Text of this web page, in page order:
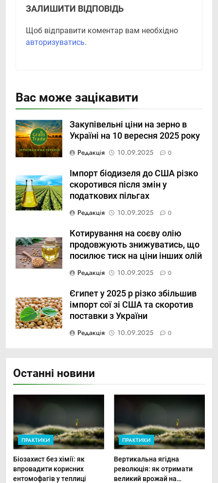
ЗАЛИШИТИ ВІДПОВІДЬ
Щоб відправити коментар вам необхідно
авторизуватись.
Вас може зацікавити
Закупівельні ціни на зерно в
Україні на 10 вересня 2025 року
Редакція
10.09.2025 0
Імпорт біодизеля до США різко
скоротився після змін у
податкових пільгах
Редакція
10.09.2025 0
Котирування на соєву олію
продовжують знижуватись, що
посилює тиск на ціни інших олій
Редакція
10.09.2025 0
Єгипет у 2025 р різко збільшив
імпорт сої зі США та скоротив
поставки з України
Редакція
10.09.2025 0
Останні новини
ПРАКТИКИ
Біозахист без хімії: як
впровадити корисних
ентомофагів у теплиці
ПРАКТИКИ
Вертикальна ягідна
революція: як отримати
великий врожай на